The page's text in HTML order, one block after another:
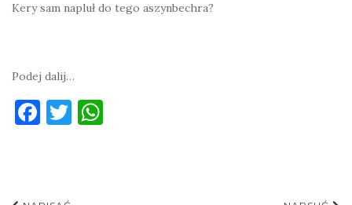
Kery sam napluł do tego aszynbechra?
Podej dalij…
F T